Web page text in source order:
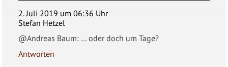
2. Juli 2019 um 06:36 Uhr
Stefan Hetzel
@Andreas Baum: … oder doch um Tage?
Antworten